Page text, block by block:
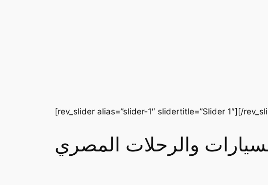
[rev_slider alias=”slider-1″ slidertitle=”Slider 1″][/
والرحلات المصري